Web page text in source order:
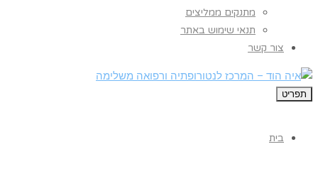
מתנקים ממליצים
תנאי שימוש באתר
צור קשר
תפריט
בית